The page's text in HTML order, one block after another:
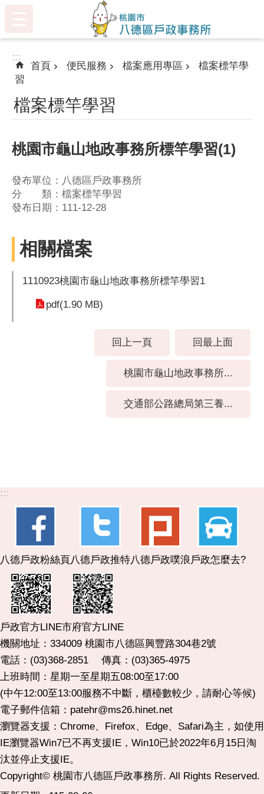
:::
首頁 便民服務 檔案應用專區
檔案標竿學
習
檔案標竿學習
桃園市龜山地政事務所標竿學習(1)
發布單位：八德區戶政事務所
分 類：檔案標竿學習
發布日期：111-12-28
相關檔案
1110923桃園市龜山地政事務所標竿學習1
pdf(1.90 MB)
回上一頁 回最上面
桃園市龜山地政事務所...
交通部公路總局第三養...
:::
八德戶政粉絲頁 八德戶政推特八德戶政噗浪戶政怎麼去?
戶政官方LINE市府官方LINE
機關地址：334009 桃園市八德區興豐路304巷2號
電話：(03)368-2851 傳真：(03)365-4975
上班時間：星期一至星期五08:00至17:00
(中午12:00至13:00服務不中斷，櫃檯數較少，請耐心等候)
電子郵件信箱：patehr@ms26.hinet.net
瀏覽器支援：Chrome、Firefox、Edge、Safari為主，如使用
IE瀏覽器Win7已不再支援IE，Win10已於2022年6月15日淘
汰並停止支援IE。
Copyright© 桃園市八德區戶政事務所. All Rights Reserved.